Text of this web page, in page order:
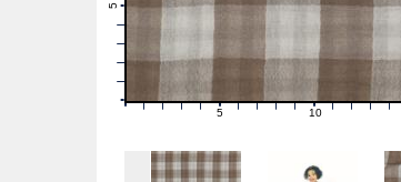
1 2 3 4 6 7 8 9 11 12 13 14